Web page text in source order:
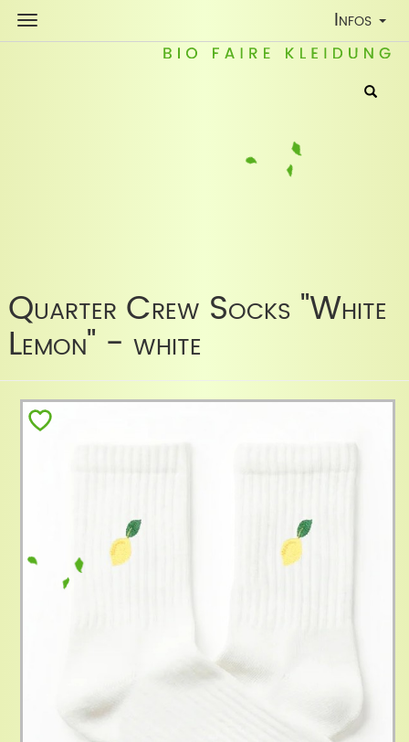
Toggle
Infos
Quarter Crew Socks "White
Lemon" - white